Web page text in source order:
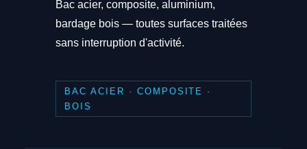
Bac acier, composite, aluminium,
bardage bois — toutes surfaces traitées
sans interruption d'activité.
BAC ACIER · COMPOSITE ·
BOIS